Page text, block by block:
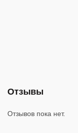
Отзывы
Отзывов пока нет.